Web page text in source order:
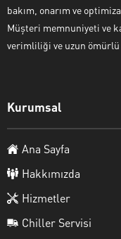
bakım, onarım ve
Müşteri memnuniyeti ve
verimliliği ve uzun ömürlü
Kurumsal
Ana Sayfa
Hakkımızda
Hizmetler
Chiller Servisi